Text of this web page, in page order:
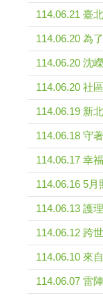
114.06.21 臺
114.06.20 為
114.06.20 沈
114.06.20 社
114.06.19 新
114.06.18 守
114.06.17 幸
114.06.16 5月
114.06.13 護
114.06.12 跨
114.06.10 來
114.06.07 雷